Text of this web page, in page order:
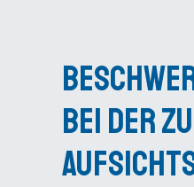
bei der